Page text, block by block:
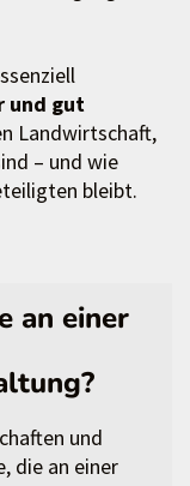
und gut
Landwirtschaft,
– und wie
bleibt.
an einer
und
die an einer